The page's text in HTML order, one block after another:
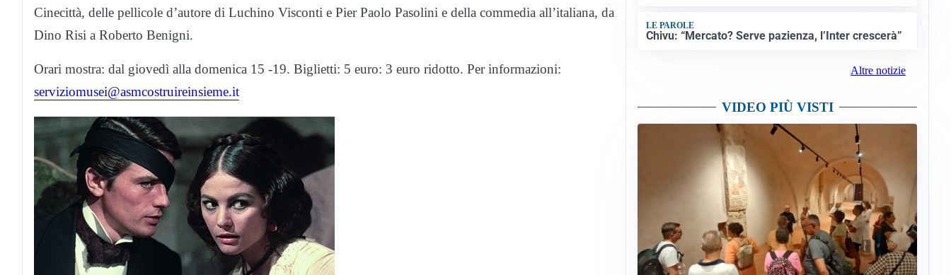
Cinecittà, delle pellicole d’autore di Luchino Visconti e Pier Paolo Pasolini e della commedia all’italiana, da
Dino Risi a Roberto Benigni.
Orari mostra: dal giovedì alla domenica 15 -19. Biglietti: 5 euro: 3 euro ridotto. Per informazioni:
serviziomusei@asmcostruireinsieme.it
LE PAROLE
Chivu: “Mercato? Serve pazienza, l’Inter crescerà”
Altre notizie
VIDEO PIÙ VISTI